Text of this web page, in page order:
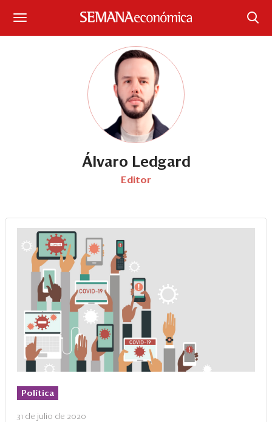
¿Qué está pasando?
Sectores y Empresas
Economía y Finanzas
Legal y Política
Eventos
Blogs
Ranking CEO
Edición Impresa
Álvaro Ledgard
Editor
Política
31 de julio de 2020